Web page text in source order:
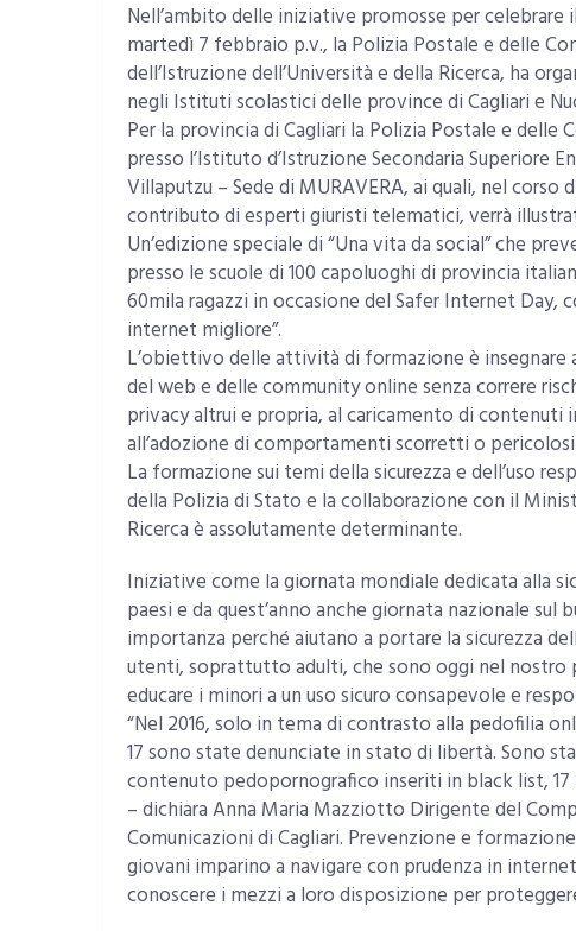
Nell’ambito delle iniziative promosse per celebrare
martedì 7 febbraio p.v., la Polizia Postale e delle
dell’Istruzione dell’Università e della Ricerca, ha
negli Istituti scolastici delle province di Cagliari e
Per la provincia di Cagliari la Polizia Postale e
presso l’Istituto d’Istruzione Secondaria Superiore
Villaputzu – Sede di MURAVERA, ai quali, nel
contributo di esperti giuristi telematici, verrà
Un’edizione speciale di “Una vita da social” che
presso le scuole di 100 capoluoghi di provincia
60mila ragazzi in occasione del Safer Internet Day,
internet migliore”.
L’obiettivo delle attività di formazione è
del web e delle community online senza correre
privacy altrui e propria, al caricamento di
all’adozione di comportamenti scorretti o
La formazione sui temi della sicurezza e dell’uso
della Polizia di Stato e la collaborazione con il
Ricerca è assolutamente determinante.
Iniziative come la giornata mondiale dedicata alla
paesi e da quest’anno anche giornata nazionale
importanza perché aiutano a portare la sicurezza
utenti, soprattutto adulti, che sono oggi nel nostro
educare i minori a un uso sicuro consapevole e
“Nel 2016, solo in tema di contrasto alla pedofilia
17 sono state denunciate in stato di libertà. Sono
contenuto pedopornografico inseriti in black list,
– dichiara Anna Maria Mazziotto Dirigente del
Comunicazioni di Cagliari. Prevenzione e
giovani imparino a navigare con prudenza in
conoscere i mezzi a loro disposizione per